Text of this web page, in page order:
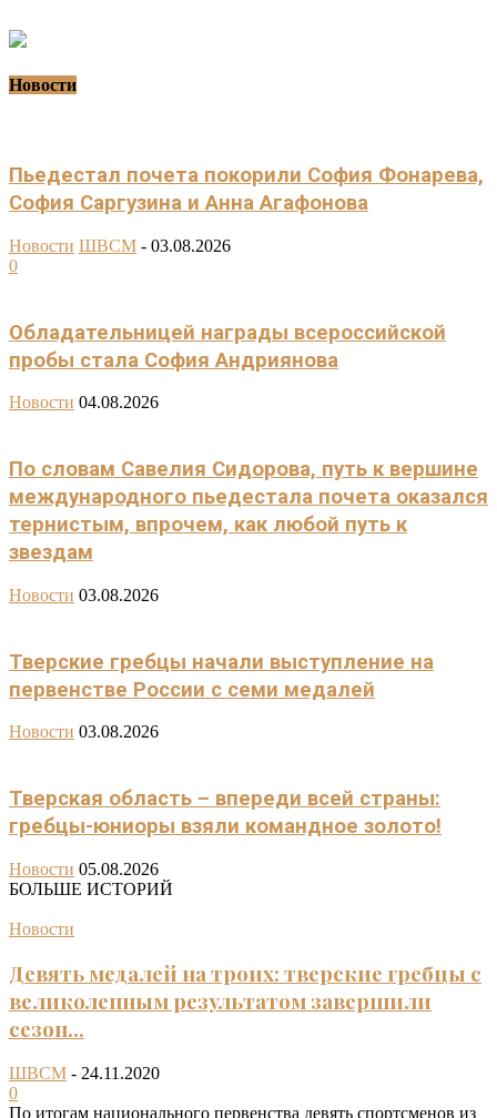
Новости
Пьедестал почета покорили София Фонарева,
София Саргузина и Анна Агафонова
Новости ШВСМ - 03.08.2026
0
Обладательницей награды всероссийской
пробы стала София Андриянова
Новости 04.08.2026
По словам Савелия Сидорова, путь к вершине
международного пьедестала почета оказался
тернистым, впрочем, как любой путь к
звездам
Новости 03.08.2026
Тверские гребцы начали выступление на
первенстве России с семи медалей
Новости 03.08.2026
Тверская область – впереди всей страны:
гребцы-юниоры взяли командное золото!
Новости 05.08.2026
БОЛЬШЕ ИСТОРИЙ
Новости
Девять медалей на троих: тверские гребцы с
великолепным результатом завершили
сезон...
ШВСМ - 24.11.2020
0
По итогам национального первенства девять спортсменов из